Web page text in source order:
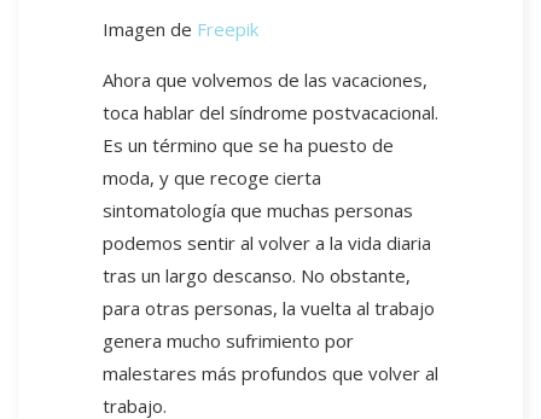
Imagen de Freepik
Ahora que volvemos de las vacaciones,
toca hablar del síndrome postvacacional.
Es un término que se ha puesto de
moda, y que recoge cierta
sintomatología que muchas personas
podemos sentir al volver a la vida diaria
tras un largo descanso. No obstante,
para otras personas, la vuelta al trabajo
genera mucho sufrimiento por
malestares más profundos que volver al
trabajo.